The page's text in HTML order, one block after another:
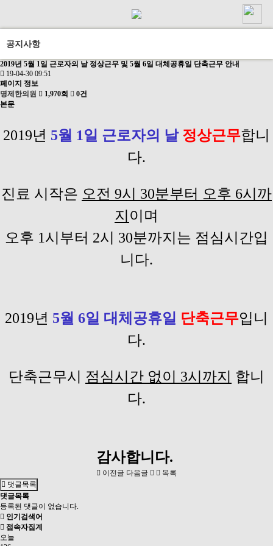
공지사항
2019년 5월 1일 근로자의 날 정상근무 및 5월 6일 대체공휴일 단축근무 안내
19-04-30 09:51
페이지 정보
명제한의원
1,970회
0건
본문
2019년 5월 1일 근로자의 날 정상근무합니
다.
진료 시작은 오전 9시 30분부터 오후 6시까
지 이며
오후 1시부터 2시 30분까지는 점심시간입
니다.
2019년 5월 6일 대체공휴일 단축근무입니
다.
단축근무시 점심시간 없이 3시까지 합니
다.
감사합니다​.
이전글 다음글
목록
댓글목록
댓글목록
등록된 댓글이 없습니다.
인기검색어
접속자집계
오늘